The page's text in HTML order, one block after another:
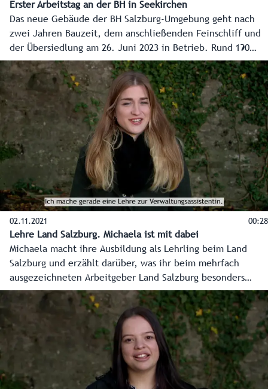
Erster Arbeitstag an der BH in Seekirchen
Das neue Gebäude der BH Salzburg-Umgebung geht nach
zwei Jahren Bauzeit, dem anschließenden Feinschliff und
der Übersiedlung am 26. Juni 2023 in Betrieb. Rund 190
Mitarbeiterinnen und Mitarbeiter haben dafür ihren
Arbeitsplatz von der Stadt Salzburg an den Dr.-Hans-
Katschthaler-Platz 1 in 5201 Seekirchen am Wallersee
verlegt. Sie können den Bürgerinnen und Bürgern nun
modernsten Service und so manchen Komfort bieten.
02.11.2021 00:28
Lehre Land Salzburg. Michaela ist mit dabei
Michaela macht ihre Ausbildung als Lehrling beim Land
Salzburg und erzählt darüber, was ihr beim mehrfach
ausgezeichneten Arbeitgeber Land Salzburg besonders
gefällt.